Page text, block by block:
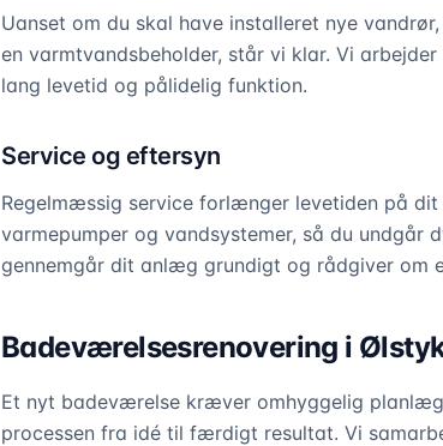
Uanset om du skal have installeret nye
en varmtvandsbeholder, står vi klar. Vi
lang levetid og pålidelig funktion.
Service og eftersyn
Regelmæssig service forlænger levetiden på
varmepumper og vandsystemer, så du undgår
gennemgår dit anlæg grundigt og rådgiver om
Badeværelsesrenovering i
Et nyt badeværelse kræver omhyggelig
processen fra idé til færdigt resultat. Vi